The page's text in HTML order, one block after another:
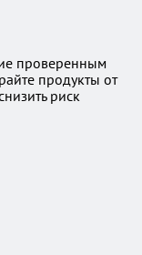
проверенным
продукты от
риск